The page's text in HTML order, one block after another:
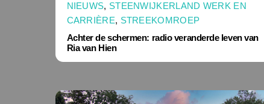
NIEUWS, STEENWIJKERLAND WERK EN
CARRIÈRE, STREEKOMROEP
Achter de schermen: radio veranderde leven van
Ria van Hien